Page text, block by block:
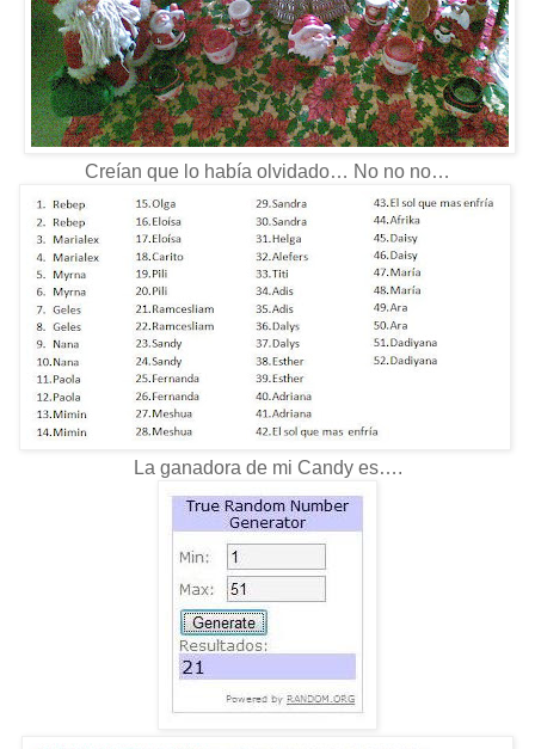
Creían que lo había olvidado… No no no…
La ganadora de mi Candy es….